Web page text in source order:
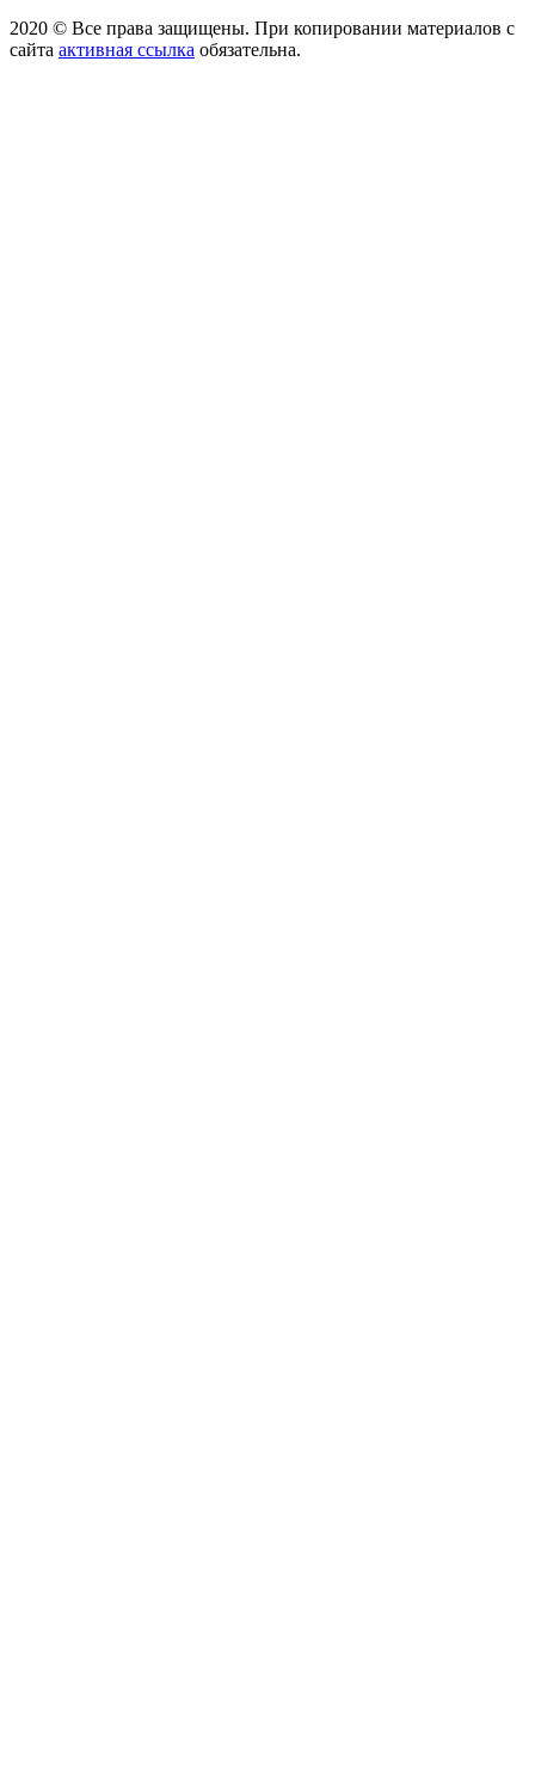
2020 © Все права защищены. При копировании материалов с
сайта активная ссылка обязательна.